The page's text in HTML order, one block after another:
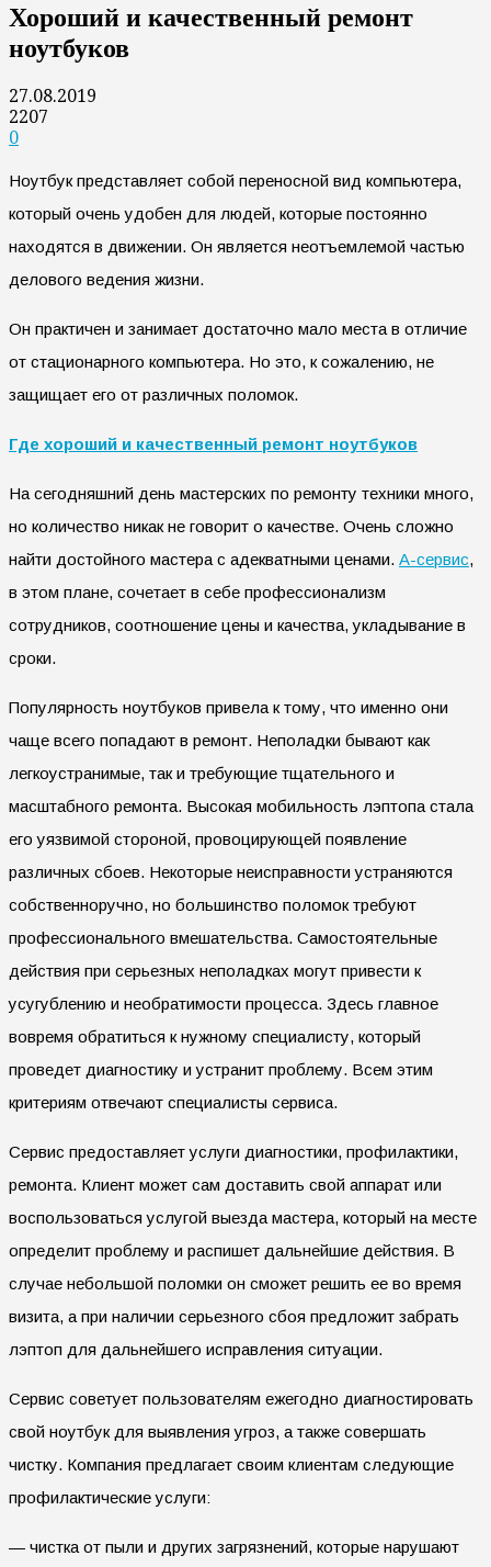
Хороший и качественный ремонт
ноутбуков
27.08.2019
2207
0
Ноутбук представляет собой переносной вид компьютера,
который очень удобен для людей, которые постоянно
находятся в движении. Он является неотъемлемой частью
делового ведения жизни.
Он практичен и занимает достаточно мало места в отличие
от стационарного компьютера. Но это, к сожалению, не
защищает его от различных поломок.
Где хороший и качественный ремонт ноутбуков
На сегодняшний день мастерских по ремонту техники много,
но количество никак не говорит о качестве. Очень сложно
найти достойного мастера с адекватными ценами. А-сервис,
в этом плане, сочетает в себе профессионализм
сотрудников, соотношение цены и качества, укладывание в
сроки.
Популярность ноутбуков привела к тому, что именно они
чаще всего попадают в ремонт. Неполадки бывают как
легкоустранимые, так и требующие тщательного и
масштабного ремонта. Высокая мобильность лэптопа стала
его уязвимой стороной, провоцирующей появление
различных сбоев. Некоторые неисправности устраняются
собственноручно, но большинство поломок требуют
профессионального вмешательства. Самостоятельные
действия при серьезных неполадках могут привести к
усугублению и необратимости процесса. Здесь главное
вовремя обратиться к нужному специалисту, который
проведет диагностику и устранит проблему. Всем этим
критериям отвечают специалисты сервиса.
Сервис предоставляет услуги диагностики, профилактики,
ремонта. Клиент может сам доставить свой аппарат или
воспользоваться услугой выезда мастера, который на месте
определит проблему и распишет дальнейшие действия. В
случае небольшой поломки он сможет решить ее во время
визита, а при наличии серьезного сбоя предложит забрать
лэптоп для дальнейшего исправления ситуации.
Сервис советует пользователям ежегодно диагностировать
свой ноутбук для выявления угроз, а также совершать
чистку. Компания предлагает своим клиентам следующие
профилактические услуги:
— чистка от пыли и других загрязнений, которые нарушают